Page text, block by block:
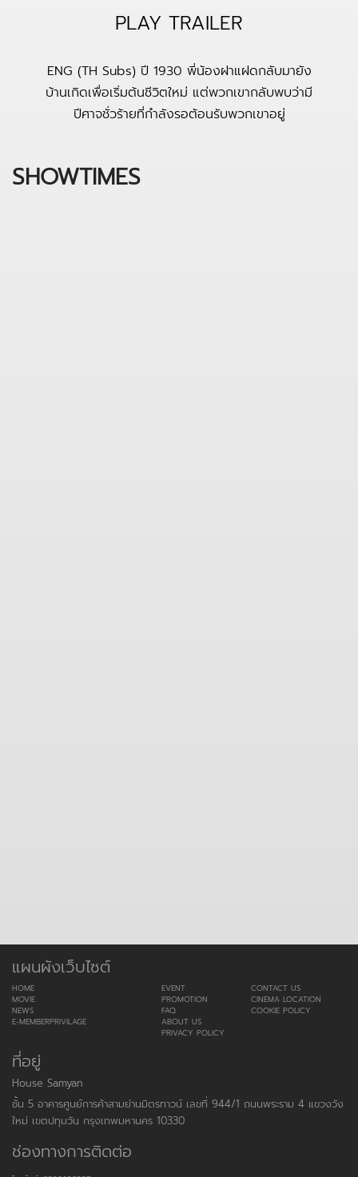
PLAY TRAILER
ENG (TH Subs) ปี 1930 พี่น้องฝาแฝดกลับมายัง
บ้านเกิดเพื่อเริ่มต้นชีวิตใหม่ แต่พวกเขากลับพบว่ามี
ปีศาจชั่วร้ายที่กำลังรอต้อนรับพวกเขาอยู่
SHOWTIMES
แผนผังเว็บไซต์
HOME
MOVIE
NEWS
E-MEMBERPRIVILAGE
EVENT
PROMOTION
FAQ
ABOUT US
PRIVACY POLICY
CONTACT US
CINEMA LOCATION
COOKIE POLICY
ที่อยู่
House Samyan
ชั้น 5 อาคารศูนย์การค้าสามย่านมิตรทาวน์ เลขที่ 944/1 ถนนพระราม 4 แขวงวัง
ใหม่ เขตปทุมวัน กรุงเทพมหานคร 10330
ช่องทางการติดต่อ